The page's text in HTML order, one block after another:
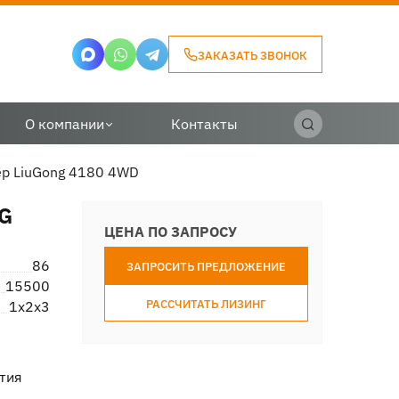
ЗАКАЗАТЬ ЗВОНОК
О компании Контакты
LiuGong 4180 4WD
86
15500
1х2х3
ЦЕНА ПО ЗАПРОСУ
ЗАПРОСИТЬ ПРЕДЛОЖЕНИЕ
РАССЧИТАТЬ ЛИЗИНГ